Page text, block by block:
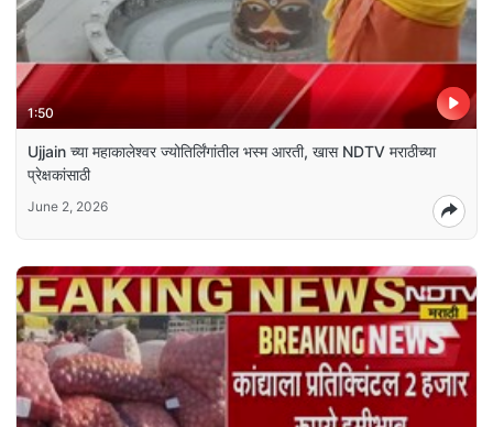
1:50
Ujjain च्या महाकालेश्वर ज्योतिर्लिंगांतील भस्म आरती, खास NDTV मराठीच्या
प्रेक्षकांसाठी
June 2, 2026